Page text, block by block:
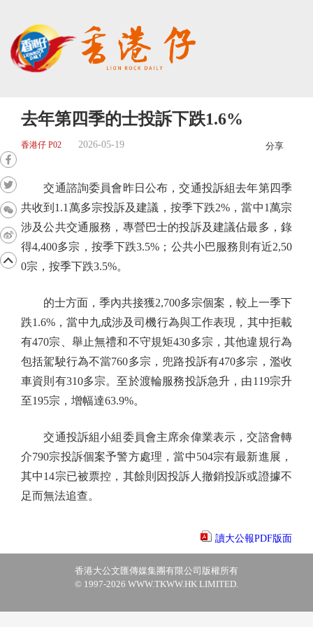
去年第四季的士投訴下跌1.6%
香港仔 P02 2026-05-19 分享
交通諮詢委員會昨日公布，交通投訴組去年第四季
共收到1.1萬多宗投訴及建議，按季下跌2%，當中1萬宗
涉及公共交通服務，專營巴士的投訴及建議佔最多，錄
得4,400多宗，按季下跌3.5%；公共小巴服務則有近2,50
0宗，按季下跌3.5%。
的士方面，季內共接獲2,700多宗個案，較上一季下
跌1.6%，當中九成涉及司機行為與工作表現，其中拒載
有470宗、舉止無禮和不守規矩430多宗，其他違規行為
包括駕駛行為不當760多宗，兜路投訴有470多宗，濫收
車資則有310多宗。至於渡輪服務投訴急升，由119宗升
至195宗，增幅達63.9%。
交通投訴組小組委員會主席余偉業表示，交諮會轉
介790宗投訴個案予警方處理，當中504宗有最新進展，
其中14宗已被票控，其餘則因投訴人撤銷投訴或證據不
足而無法追查。
讀大公報PDF版面
香港大公文匯傳媒集團有限公司版權所有
© 1997-2026 WWW.TKWW.HK LIMITED.